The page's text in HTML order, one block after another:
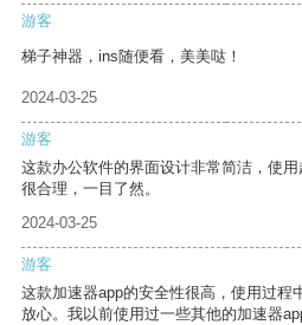
游客
梯子神器，ins随便看，美美哒！
2024-03-25
游客
这款办公软件的界面设计非常简洁，使
很合理，一目了然。
2024-03-25
游客
这款加速器app的安全性很高，使用过程
放心。我以前使用过一些其他的加速器